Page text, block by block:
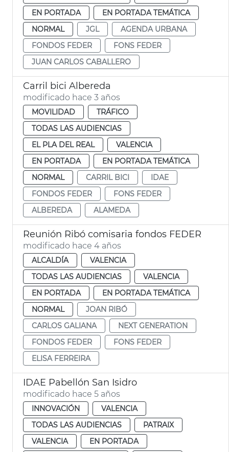
EN PORTADA
EN PORTADA TEMÁTICA
NORMAL
JGL
AGENDA URBANA
FONDOS FEDER
FONS FEDER
JUAN CARLOS CABALLERO
Carril bici Albereda
modificado hace 3 años
MOVILIDAD
TRÁFICO
TODAS LAS AUDIENCIAS
EL PLA DEL REAL
VALENCIA
EN PORTADA
EN PORTADA TEMÁTICA
NORMAL
CARRIL BICI
IDAE
FONDOS FEDER
FONS FEDER
ALBEREDA
ALAMEDA
Reunión Ribó comisaria fondos FEDER
modificado hace 4 años
ALCALDÍA
VALENCIA
TODAS LAS AUDIENCIAS
VALENCIA
EN PORTADA
EN PORTADA TEMÁTICA
NORMAL
JOAN RIBÓ
CARLOS GALIANA
NEXT GENERATION
FONDOS FEDER
FONS FEDER
ELISA FERREIRA
IDAE Pabellón San Isidro
modificado hace 5 años
INNOVACIÓN
VALENCIA
TODAS LAS AUDIENCIAS
PATRAIX
VALENCIA
EN PORTADA